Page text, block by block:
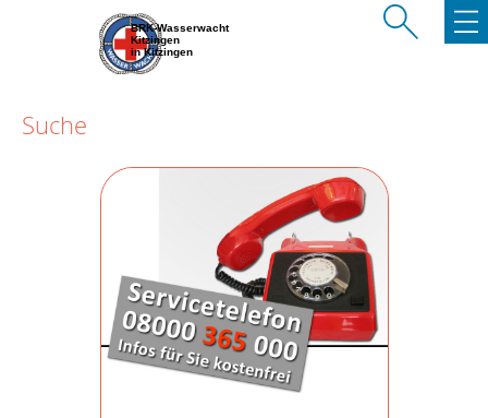
BRK-Wasserwacht
Kitzingen
in Kitzingen
Suche